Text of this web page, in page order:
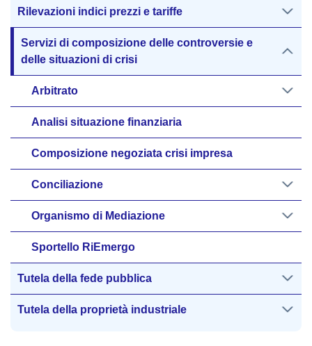
Rilevazioni indici prezzi e tariffe
Servizi di composizione delle controversie e
delle situazioni di crisi
Arbitrato
Analisi situazione finanziaria
Composizione negoziata crisi impresa
Conciliazione
Organismo di Mediazione
Sportello RiEmergo
Tutela della fede pubblica
Tutela della proprietà industriale